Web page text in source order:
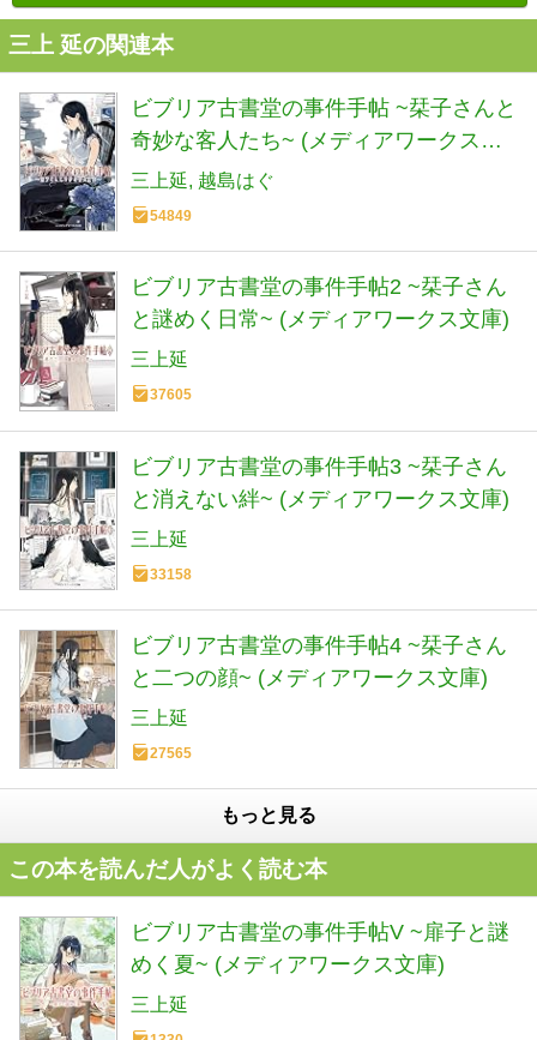
三上 延の関連本
ビブリア古書堂の事件手帖 ~栞子さんと
奇妙な客人たち~ (メディアワークス文
庫)
三上延 越島はぐ
54849
ビブリア古書堂の事件手帖2 ~栞子さん
と謎めく日常~ (メディアワークス文庫)
三上延
37605
ビブリア古書堂の事件手帖3 ~栞子さん
と消えない絆~ (メディアワークス文庫)
三上延
33158
ビブリア古書堂の事件手帖4 ~栞子さん
と二つの顔~ (メディアワークス文庫)
三上延
27565
もっと見る
この本を読んだ人がよく読む本
ビブリア古書堂の事件手帖V ~扉子と謎
めく夏~ (メディアワークス文庫)
三上延